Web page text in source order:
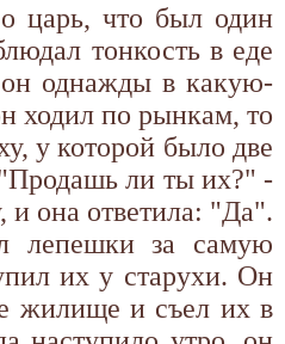
царь, что был один
тонкость в еде
однажды в какую-
ходил по рынкам, то
у которой было две
ли ты их?" -
и она ответила: "Да".
лепешки за самую
их у старухи. Он
жилище и съел их в